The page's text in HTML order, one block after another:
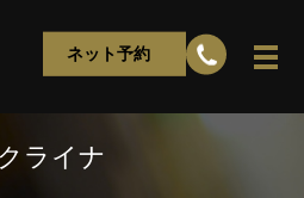
ネット予約
ライナ